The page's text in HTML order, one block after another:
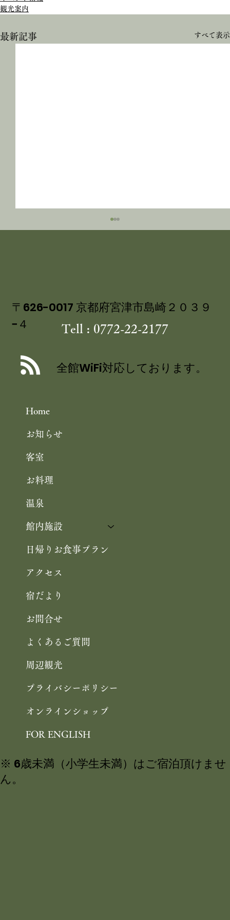
観光案内
最新記事 すべて表示
／舞鶴引揚記念館 企画展「ウズベキス
Home
お知らせ
客室
お料理
温泉
館内施設
日帰りお食事プラン
アクセス
宿だより
お問合せ
よくあるご質問
周辺観光
プライバシーポリシー
オンラインショップ
FOR ENGLISH
〒626-0017 京都府宮津市島崎２０３９
−４
Tell : 0772-22-2177
全館WiFi対応しております。
※ 6歳未満（小学生未満）はご宿泊頂けませ
ん。